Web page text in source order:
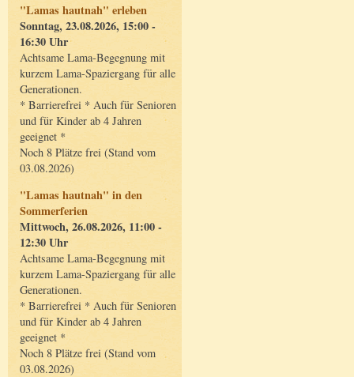
"Lamas hautnah" erleben
Sonntag, 23.08.2026, 15:00 -
16:30 Uhr
Achtsame Lama-Begegnung mit
kurzem Lama-Spaziergang für alle
Generationen.
* Barrierefrei * Auch für Senioren
und für Kinder ab 4 Jahren
geeignet *
Noch 8 Plätze frei (Stand vom
03.08.2026)
"Lamas hautnah" in den
Sommerferien
Mittwoch, 26.08.2026, 11:00 -
12:30 Uhr
Achtsame Lama-Begegnung mit
kurzem Lama-Spaziergang für alle
Generationen.
* Barrierefrei * Auch für Senioren
und für Kinder ab 4 Jahren
geeignet *
Noch 8 Plätze frei (Stand vom
03.08.2026)